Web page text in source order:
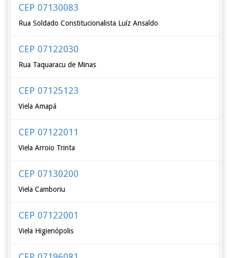
CEP 07130083
Rua Soldado Constitucionalista Luíz Ansaldo
CEP 07122030
Rua Taquaracu de Minas
CEP 07125123
Viela Amapá
CEP 07122011
Viela Arroio Trinta
CEP 07130200
Viela Camboriu
CEP 07122001
Viela Higienópolis